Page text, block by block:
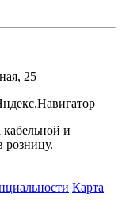
25
и
розницу.
Карта